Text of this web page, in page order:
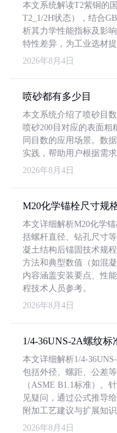
本文系统解读T2紫铜的
T2_1/2H状态），结合
析其力学性能指标及影
特性差异，为工业选材提
2026年8月4日
喷砂都有多少目
本文系统介绍了喷砂目
喷砂200目对应的表面粗
同目数的应用场景。数
实践，帮助用户根据需
2026年8月4日
M20化学锚栓尺寸规
本文详细解析M20化学
括螺杆直径、钻孔尺寸
凝土结构后锚固技术规
方法和典型数值（如混
内容涵盖安装要点、性
程技术人员参考。
2026年8月4日
1/4-36UNS-2A螺纹标
本文详细解析1/4-
包括外径、螺距、公差
（ASME B1.1标准）。
见疑问，通过公式推导
附加工艺建议与扩展知识
2026年8月4日